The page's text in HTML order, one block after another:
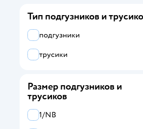
Все
Kioshi
Тип подгузников и
подгузники
трусики
Размер подгузников и
трусиков
1/NB